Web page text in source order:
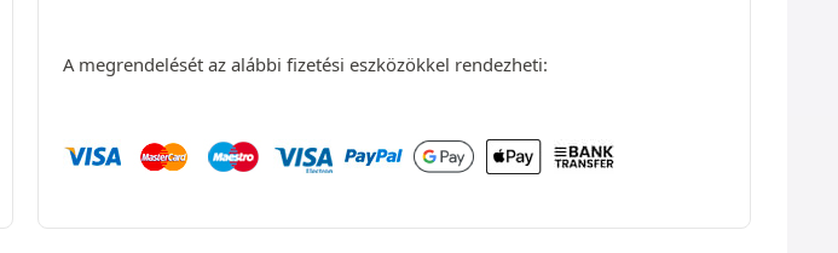
A megrendelését az alábbi fizetési eszközökkel rendezheti: